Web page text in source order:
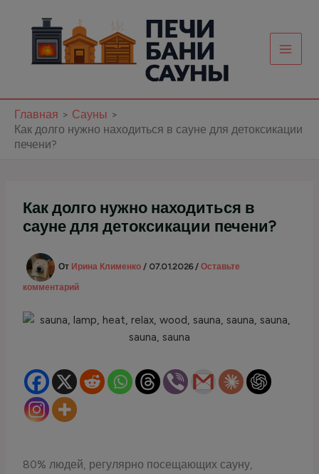
содержимому
Главная
Сауны
Как долго нужно находиться в сауне для детоксикации
печени?
Как долго нужно находиться в
сауне для детоксикации печени?
От Ирина Клименко / 07.01.2026 /Оставьте
комментарий
80% людей, регулярно посещающих сауну,